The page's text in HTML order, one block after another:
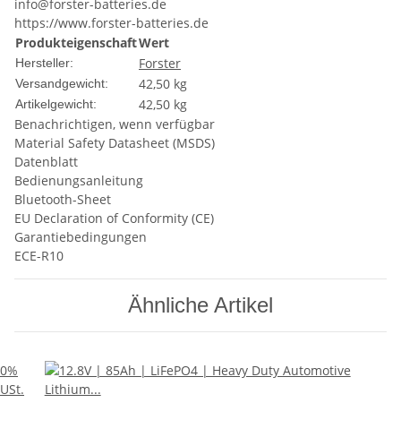
info@forster-batteries.de
https://www.forster-batteries.de
ProdukteigenschaftWert
Hersteller: Forster
Versandgewicht: 42,50 kg
Artikelgewicht: 42,50 kg
Benachrichtigen, wenn verfügbar
Material Safety Datasheet (MSDS)
Datenblatt
Bedienungsanleitung
Bluetooth-Sheet
EU Declaration of Conformity (CE)
Garantiebedingungen
ECE-R10
Ähnliche Artikel
0%
USt.